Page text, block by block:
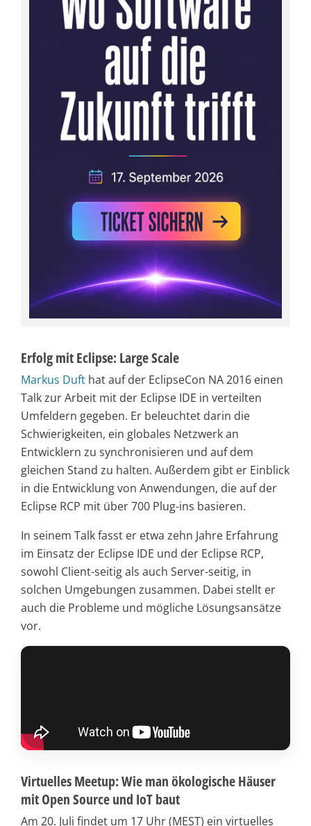
Erfolg mit Eclipse: Large Scale
Markus Duft hat auf der EclipseCon NA 2016 einen
Talk zur Arbeit mit der Eclipse IDE in verteilten
Umfeldern gegeben. Er beleuchtet darin die
Schwierigkeiten, ein globales Netzwerk an
Entwicklern zu synchronisieren und auf dem
gleichen Stand zu halten. Außerdem gibt er Einblick
in die Entwicklung von Anwendungen, die auf der
Eclipse RCP mit über 700 Plug-ins basieren.
In seinem Talk fasst er etwa zehn Jahre Erfahrung
im Einsatz der Eclipse IDE und der Eclipse RCP,
sowohl Client-seitig als auch Server-seitig, in
solchen Umgebungen zusammen. Dabei stellt er
auch die Probleme und mögliche Lösungsansätze
vor.
Virtuelles Meetup: Wie man ökologische Häuser
mit Open Source und IoT baut
Am 20. Juli findet um 17 Uhr (MEST) ein virtuelles